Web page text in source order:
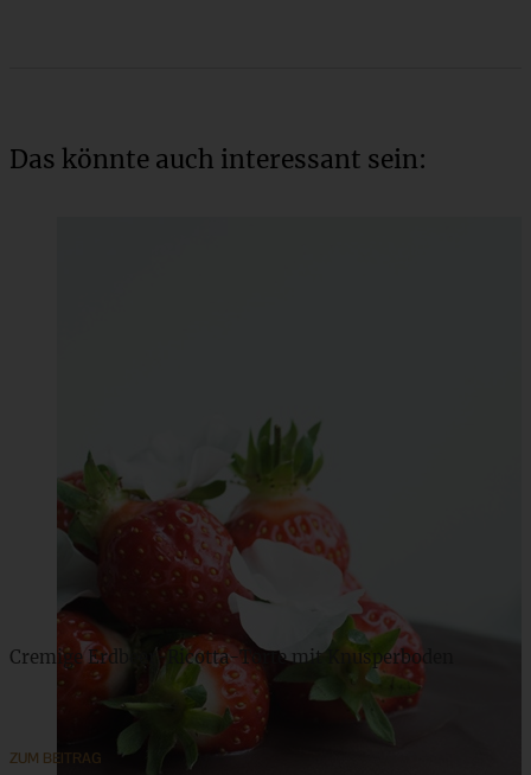
Das könnte auch interessant sein:
Cremige Erdbeer-Ricotta-Torte mit Knusperboden
ZUM BEITRAG